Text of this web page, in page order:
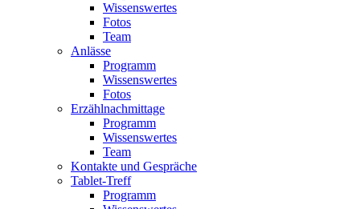
Wissenswertes
Fotos
Team
Anlässe
Programm
Wissenswertes
Fotos
Erzählnachmittage
Programm
Wissenswertes
Team
Kontakte und Gespräche
Tablet-Treff
Programm